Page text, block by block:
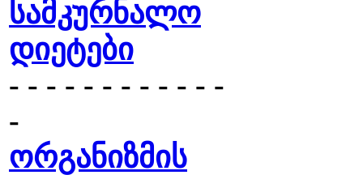
სამკურნალო
დიეტები
- - - - - - - - - - - -
-
ორგანიზმის